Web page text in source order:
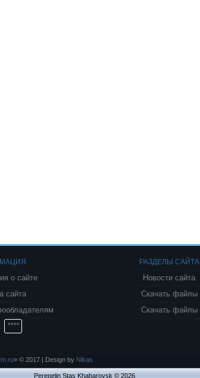
РАЗДЕЛЫ САЙТА
о сайте
сайта
****
Новости сайта
Скачать файлы
Скачать файлы
» © 2017 | Design by Nikas
Perepelin Stas Khabarovsk © 2026